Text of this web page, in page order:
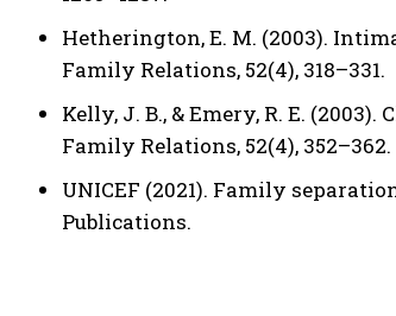
Hetherington, E. M. (2003).
Family Relations, 52(4), 318–331.
Kelly, J. B., & Emery, R. E.
Family Relations, 52(4), 352–362.
UNICEF (2021). Family
Publications.